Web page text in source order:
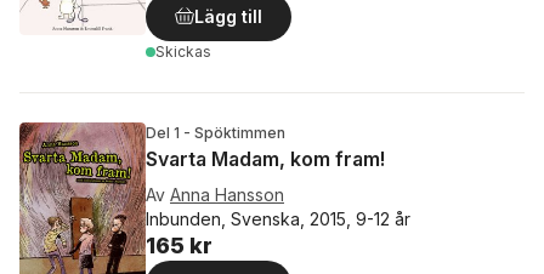
Lägg till
Skickas
Del 1 - Spöktimmen
Svarta Madam, kom fram!
Av Anna Hansson
Inbunden, Svenska, 2015, 9-12 år
165 kr